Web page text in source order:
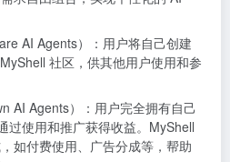
AI Agents）：用户将自己创建
社区，供其他用户使用和参
AI Agents）：用户完全拥有自己
过使用和推广获得收益。MyShell
如付费使用、广告分成等，帮助